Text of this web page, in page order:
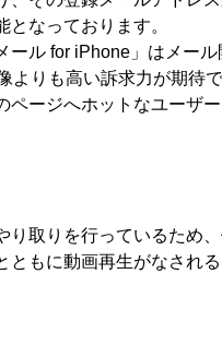
なっております。
ル for iPhone」はメー
りも高い訴求力が期待
ージへホットなユーザー
り取りを行っているため
もに動画再生がなされ